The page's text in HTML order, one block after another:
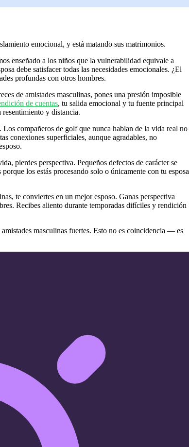
emocional, y está matando sus matrimonios.
enseñado a los niños que la vulnerabilidad equivale a
debe satisfacer todas las necesidades emocionales. ¿El
profundas con otros hombres.
de amistades masculinas, pones una presión imposible
de cuentas, tu salida emocional y tu fuente principal
y distancia.
compañeros de golf que nunca hablan de la vida real no
conexiones superficiales, aunque agradables, no
pierdes perspectiva. Pequeños defectos de carácter se
los estás procesando solo o únicamente con tu esposa
te conviertes en un mejor esposo. Ganas perspectiva
Recibes aliento durante temporadas difíciles y rendición
masculinas fuertes. Esto no es coincidencia — es